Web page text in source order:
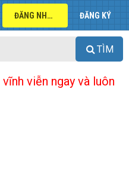
ĐĂNG NHẬP ĐĂNG KÝ
TÌM
viễn ngay và luôn